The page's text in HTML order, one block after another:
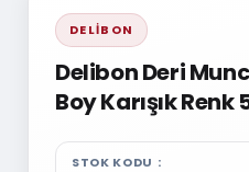
DELIBON
Delibon Deri
Boy Karışık Renk
STOK KODU